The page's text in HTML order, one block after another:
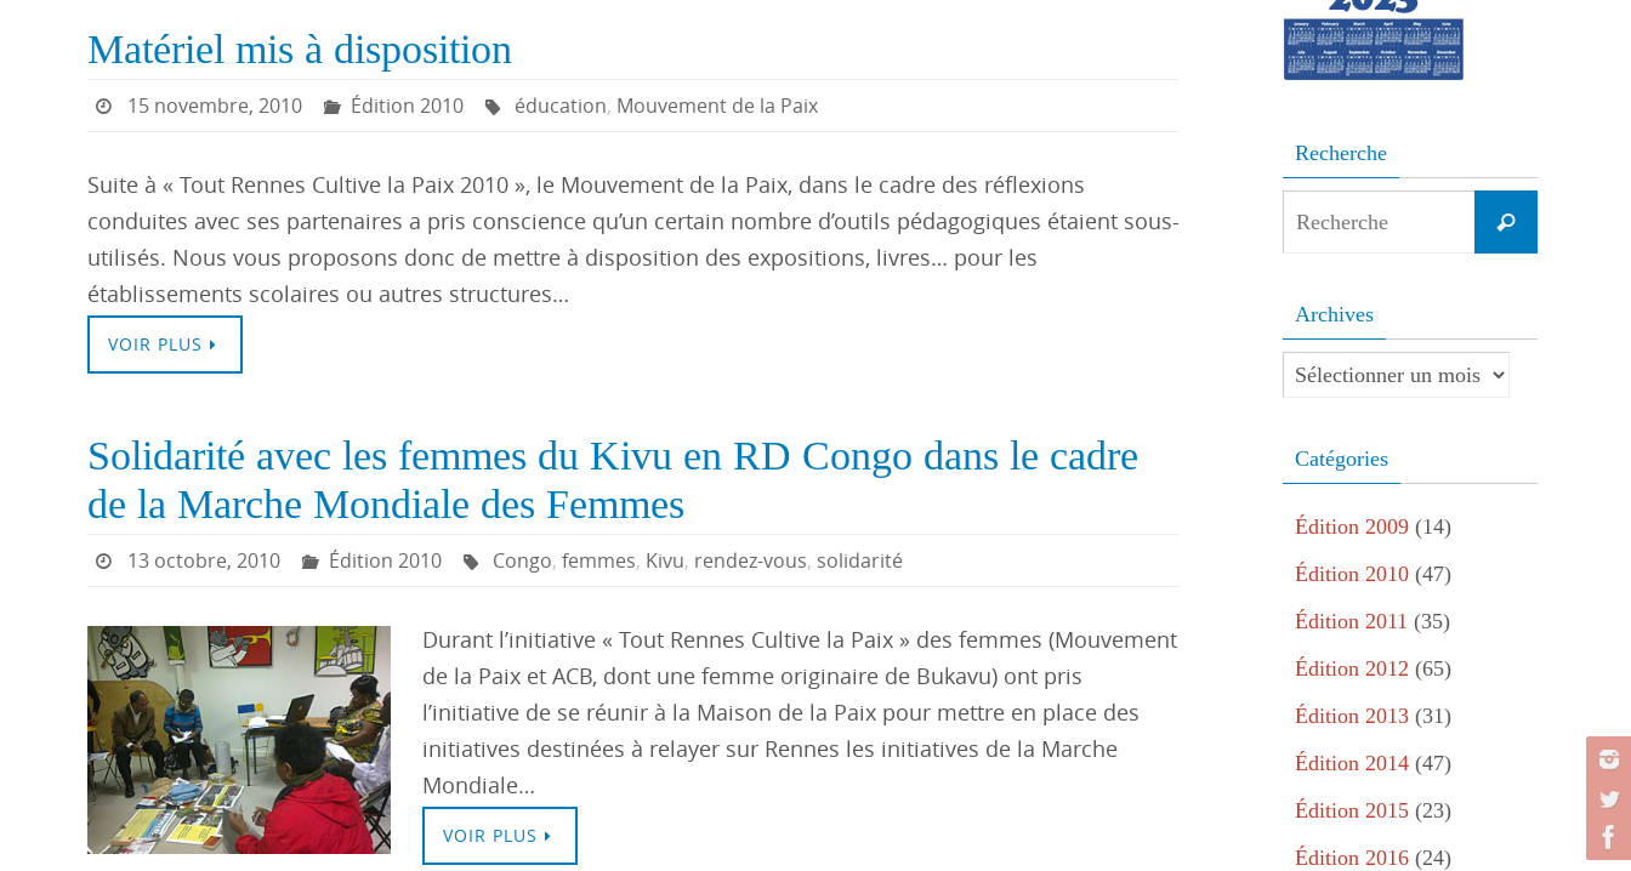
Matériel mis à disposition
15 novembre, 2010 Édition 2010 éducation, Mouvement de la Paix
Suite à « Tout Rennes Cultive la Paix 2010 », le Mouvement de la Paix, dans le cadre des réflexions
conduites avec ses partenaires a pris conscience qu’un certain nombre d’outils pédagogiques étaient sous-
utilisés. Nous vous proposons donc de mettre à disposition des expositions, livres… pour les
établissements scolaires ou autres structures…
VOIR PLUS
Solidarité avec les femmes du Kivu en RD Congo dans le cadre
de la Marche Mondiale des Femmes
13 octobre, 2010 Édition 2010 Congo,femmes, Kivu, rendez-vous, solidarité
Durant l’initiative « Tout Rennes Cultive la Paix » des femmes (Mouvement
de la Paix et ACB, dont une femme originaire de Bukavu) ont pris
l’initiative de se réunir à la Maison de la Paix pour mettre en place des
initiatives destinées à relayer sur Rennes les initiatives de la Marche
Mondiale…
VOIR PLUS
Recherche
Recherche
Archives
Archives
Catégories
Édition 2009 (14)
Édition 2010 (47)
Édition 2011 (35)
Édition 2012 (65)
Édition 2013 (31)
Édition 2014 (47)
Édition 2015 (23)
Édition 2016 (24)